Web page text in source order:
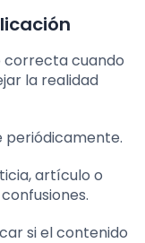
correcta cuando
la realidad
periódicamente.
artículo o
si el contenido